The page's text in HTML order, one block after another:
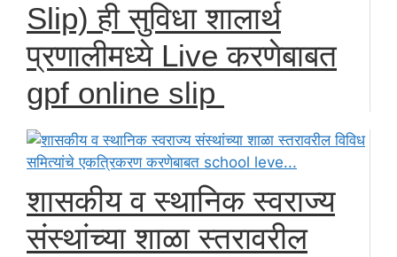
Slip) ही सुविधा शालार्थ
प्रणालीमध्ये Live करणेबाबत
gpf online slip
शासकीय व स्थानिक स्वराज्य
संस्थांच्या शाळा स्तरावरील